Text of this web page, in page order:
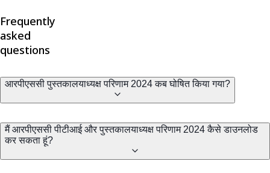
Frequently
asked
questions
आरपीएससी पुस्तकालयाध्यक्ष परिणाम 2024 कब घोषित किया गया?
मैं आरपीएससी पीटीआई और पुस्तकालयाध्यक्ष परिणाम 2024 कैसे डाउनलोड
कर सकता हूं?